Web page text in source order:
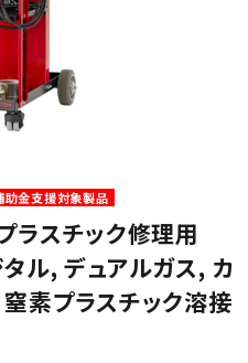
助金支援対象製品
ラスチック修理用
ル, デュアルガス, カ
素プラスチック溶接